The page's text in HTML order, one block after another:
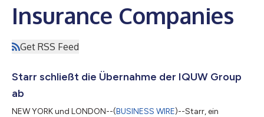
Insurance Companies
Get RSS Feed
Starr schließt die Übernahme der IQUW Group
ab
NEW YORK und LONDON--(BUSINESS WIRE)--Starr, ein